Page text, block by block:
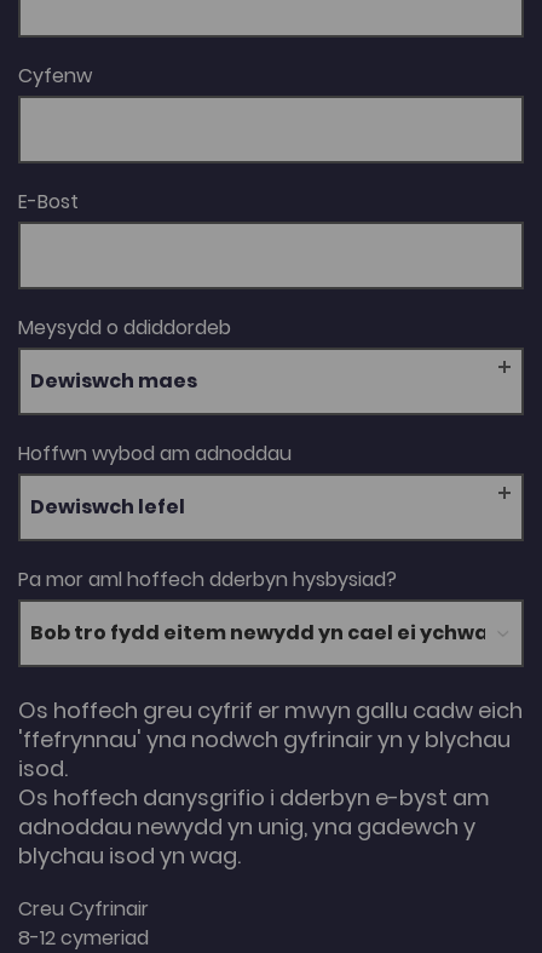
Cyfenw
E-Bost
Meysydd o ddiddordeb
Dewiswch maes
Hoffwn wybod am adnoddau
Dewiswch lefel
Pa mor aml hoffech dderbyn hysbysiad?
Os hoffech greu cyfrif er mwyn gallu cadw eich
'ffefrynnau' yna nodwch gyfrinair yn y blychau
isod.
Os hoffech danysgrifio i dderbyn e-byst am
adnoddau newydd yn unig, yna gadewch y
blychau isod yn wag.
Creu Cyfrinair
8-12 cymeriad